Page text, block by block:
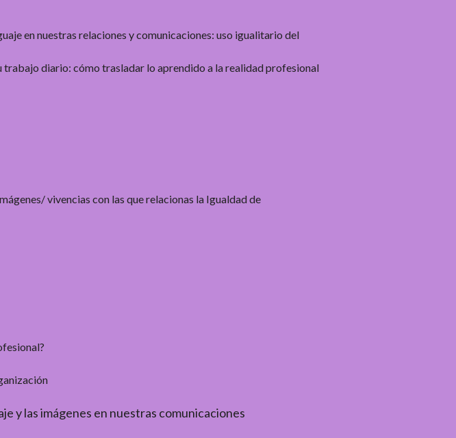
en nuestras relaciones y comunicaciones: uso igualitario del
trabajo diario: cómo trasladar lo aprendido a la realidad profesional
vivencias con las que relacionas la Igualdad de
y las imágenes en nuestras comunicaciones